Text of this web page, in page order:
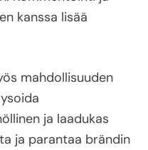
kanssa lisää
mahdollisuuden
ja laadukas
ja parantaa brändin